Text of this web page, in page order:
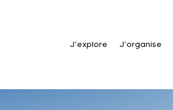
J’explore J’organise